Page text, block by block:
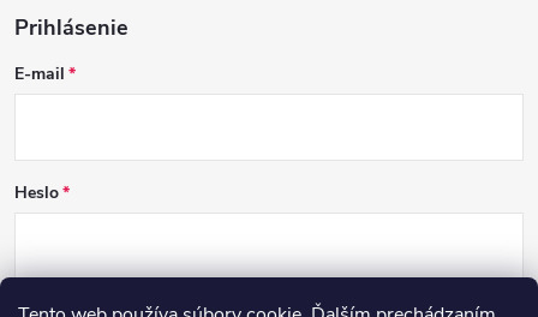
Prihlásenie
E-mail
Heslo